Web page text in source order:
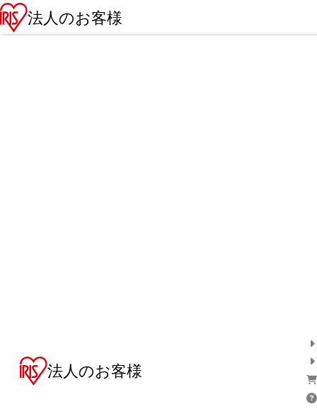
法人のお客様
法人のお客様